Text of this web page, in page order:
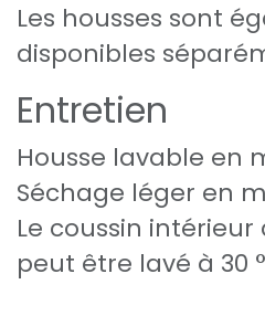
Les housses sont
disponibles
Entretien
Housse lavable en
Séchage léger en
Le coussin intérieur
peut être lavé à 30